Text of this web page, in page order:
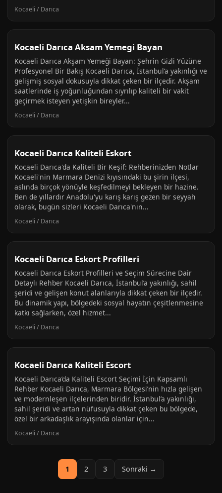
Kocaeli / Darıca
Kocaeli Darıca Aksam Yemegi Bayan
Kocaeli Darıca Akşam Yemeği Bayan: Şehrin Gizli Yüzüne
Profesyonel Bir Bakış Kocaeli Darıca, İstanbul’a yakınlığı ve
gelişmiş sosyal dokusuyla dikkat çeken bir ilçedir. Akşam
saatlerinde iş yoğunluğundan sıyrılıp kaliteli bir vakit
geçirmek isteyen yetişkin bireyler...
Kocaeli / Darıca
Kocaeli Darıca Kaliteli Eskort
Kocaeli Darıca'da Kaliteli Bir Keşif: Rehberinizden Notlar
Kocaeli'nin Marmara Denizi kıyısındaki bu şirin ilçesi,
aslında birçok yönüyle keşfedilmeyi bekleyen bir hazine.
Ben de yıllardır Anadolu'yu karış karış gezen bir seyyah
olarak, bugün sizleri Kocaeli Darıca'nın...
Kocaeli / Darıca
Kocaeli Darıca Eskort Profilleri
Kocaeli Darıca Eskort Profilleri ve Seçim Sürecine Dair
Detaylı Rehber Kocaeli Darıca, İstanbul’a yakınlığı, sahil
şeridi ve gelişen konut alanlarıyla dikkat çeken bir ilçedir.
Bu dinamik yapı, bölgedeki sosyal hayatın çeşitlenmesine
katkı sağlarken, özel hizmet...
Kocaeli / Darıca
Kocaeli Darıca Kaliteli Escort
Kocaeli Darıca’da Kaliteli Escort Seçimi İçin Kapsamlı
Rehber Kocaeli Darıca, Marmara Bölgesi’nin hızla gelişen
ve modernleşen ilçelerinden biridir. İstanbul’a yakınlığı,
sahil şeridi ve artan nüfusuyla dikkat çeken bu bölgede,
özel bir arkadaşlık arayışında olanlar için...
Kocaeli / Darıca
1 2 3 Sonraki →